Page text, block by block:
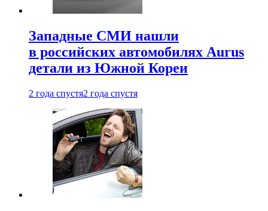
Западные СМИ нашли
в российских автомобилях Aurus
детали из Южной Кореи
2 года спустя2 года спустя